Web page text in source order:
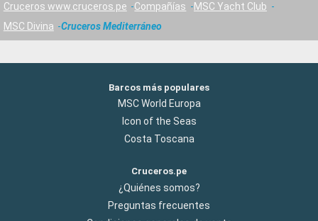
Cruceros www.cruceros.pe Compañías
MSC Yacht Club
MSC Divina
Cruceros Mediterráneo
Barcos más populares
MSC World Europa
Icon of the Seas
Costa Toscana
Cruceros.pe
¿Quiénes somos?
Preguntas frecuentes